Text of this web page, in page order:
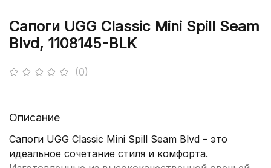
Сапоги UGG Classic Mini Spill Seam
Blvd, 1108145-BLK
(0)
Описание
Сапоги UGG Classic Mini Spill Seam Blvd – это
идеальное сочетание стиля и комфорта.